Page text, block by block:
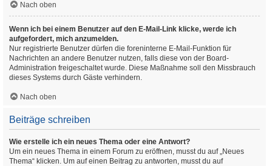
Nach oben
Wenn ich bei einem Benutzer auf den E-Mail-Link klicke, werde ich
aufgefordert, mich anzumelden.
Nur registrierte Benutzer dürfen die foreninterne E-Mail-Funktion für
Nachrichten an andere Benutzer nutzen, falls diese von der Board-
Administration freigeschaltet wurde. Diese Maßnahme soll den Missbrauch
dieses Systems durch Gäste verhindern.
Nach oben
Beiträge schreiben
Wie erstelle ich ein neues Thema oder eine Antwort?
Um ein neues Thema in einem Forum zu eröffnen, musst du auf „Neues
Thema“ klicken. Um auf einen Beitrag zu antworten, musst du auf